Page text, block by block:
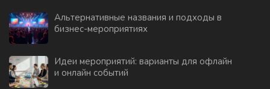
Альтернативные названия и подходы в
бизнес-мероприятиях
Идеи мероприятий: варианты для офлайн
и онлайн событий